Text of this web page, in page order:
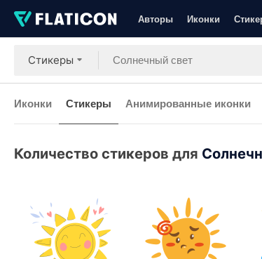
Авторы Иконки
Стикеры
Иконки Стикеры Анимированные иконки
Количество стикеров для